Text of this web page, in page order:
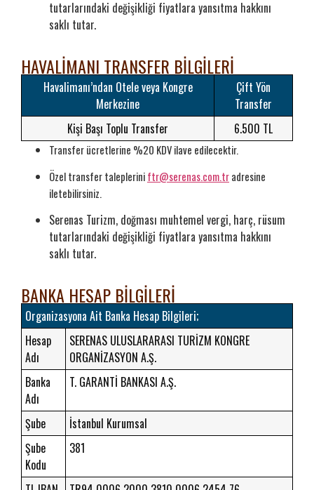
tutarlarındaki değişikliği fiyatlara yansıtma hakkını
saklı tutar.
HAVALİMANI TRANSFER BİLGİLERİ
Havalimanı’ndan Otele veya Kongre
Merkezine
Çift Yön
Transfer
Kişi Başı Toplu Transfer
6.500 TL
Transfer ücretlerine %20 KDV ilave edilecektir.
Özel transfer talepleriniftr@serenas.com.tradresine
iletebilirsiniz.
Serenas Turizm, doğması muhtemel vergi, harç, rüsum
tutarlarındaki değişikliği fiyatlara yansıtma hakkını
saklı tutar.
BANKA HESAP BİLGİLERİ
Organizasyona Ait Banka Hesap Bilgileri;
Hesap
Adı
SERENAS ULUSLARARASI TURİZM KONGRE
ORGANİZASYON A.Ş.
Banka
Adı
T. GARANTİ BANKASI A.Ş.
Şube
İstanbul Kurumsal
Şube
Kodu
381